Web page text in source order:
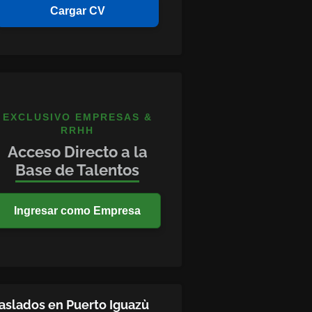
Cargar CV
EXCLUSIVO EMPRESAS &
RRHH
Acceso Directo a la
Base de Talentos
Ingresar como Empresa
en Puerto Iguazù